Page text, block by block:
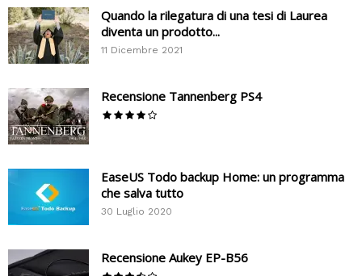
Quando la rilegatura di una tesi di Laurea
diventa un prodotto...
11 Dicembre 2021
Recensione Tannenberg PS4
EaseUS Todo backup Home: un programma
che salva tutto
30 Luglio 2020
Recensione Aukey EP-B56